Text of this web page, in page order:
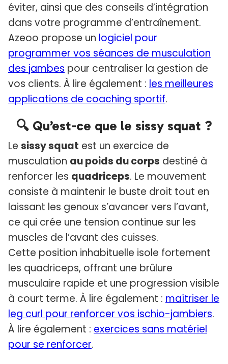
éviter, ainsi que des conseils d’intégration
dans votre programme d’entraînement.
Azeoo propose un logiciel pour
programmer vos séances de musculation
des jambes pour centraliser la gestion de
vos clients. À lire également : les meilleures
applications de coaching sportif.
🔍 Qu’est-ce que le sissy squat ?
Le sissy squat est un exercice de
musculation au poids du corps destiné à
renforcer les quadriceps. Le mouvement
consiste à maintenir le buste droit tout en
laissant les genoux s’avancer vers l’avant,
ce qui crée une tension continue sur les
muscles de l’avant des cuisses.
Cette position inhabituelle isole fortement
les quadriceps, offrant une brûlure
musculaire rapide et une progression visible
à court terme. À lire également : maîtriser le
leg curl pour renforcer vos ischio-jambiers.
À lire également : exercices sans matériel
pour se renforcer.